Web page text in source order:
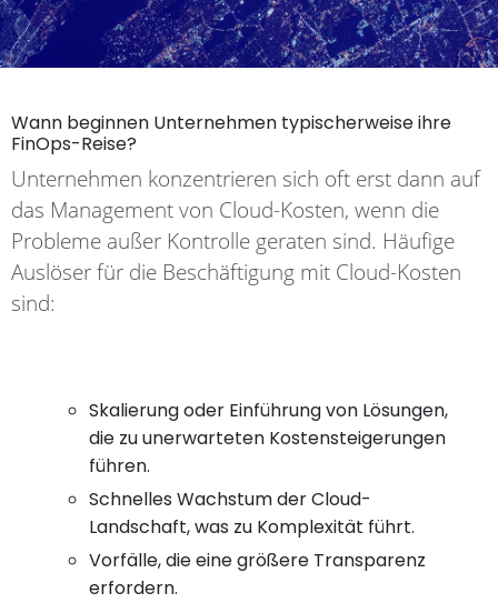
Wann beginnen Unternehmen typischerweise ihre
FinOps-Reise?
Unternehmen konzentrieren sich oft erst dann auf
das Management von Cloud-Kosten, wenn die
Probleme außer Kontrolle geraten sind. Häufige
Auslöser für die Beschäftigung mit Cloud-Kosten
sind:
Skalierung oder Einführung von Lösungen,
die zu unerwarteten Kostensteigerungen
führen.
Schnelles Wachstum der Cloud-
Landschaft, was zu Komplexität führt.
Vorfälle, die eine größere Transparenz
erfordern.